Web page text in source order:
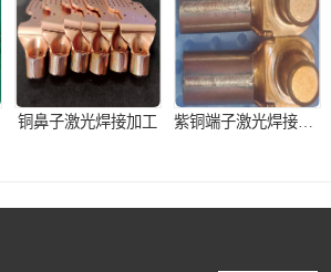
铜鼻子激光焊接加工 紫铜端子激光焊接产品加工